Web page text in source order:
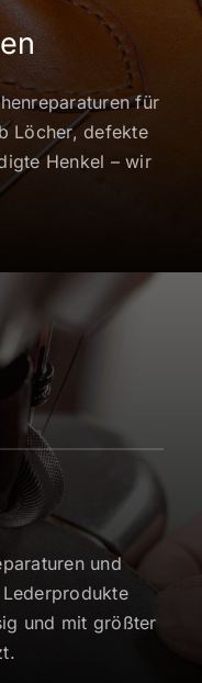
für
Löcher, defekte
Henkel – wir
und
und mit größter